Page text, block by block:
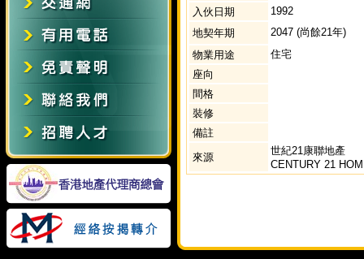
入伙日期
1992
地契年期
2047 (尚餘21年)
物業用途
住宅
座向
間格
裝修
備註
來源
世紀21康聯地產
CENTURY 21